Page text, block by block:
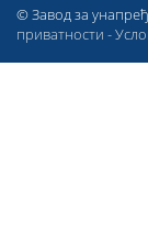
© Завод за
приватности -